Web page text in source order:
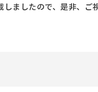
ましたので、是非、ご